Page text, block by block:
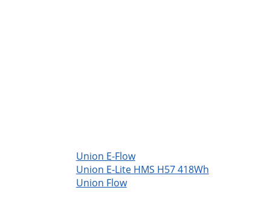
Union E-Flow
Union E-Lite HMS H57 418Wh
Union Flow